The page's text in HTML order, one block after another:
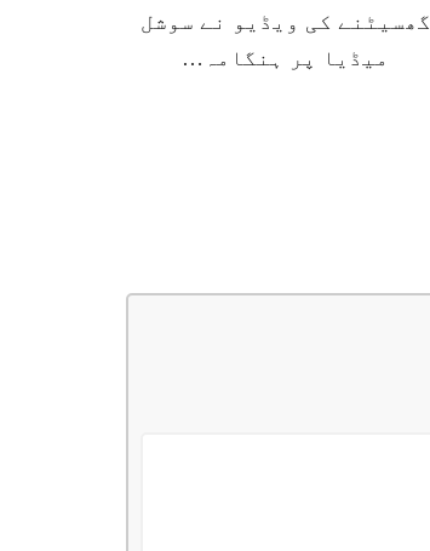
گھسیٹنے کی ویڈیو نے سوشل
میڈیا پر ہنگامہ…